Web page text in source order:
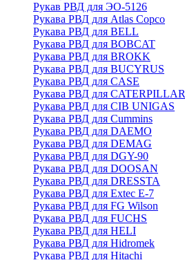
Рукав РВД для ЭО-5126
Рукава РВД для Atlas Copco
Рукава РВД для BELL
Рукава РВД для BOBCAT
Рукава РВД для BROKK
Рукава РВД для BUCYRUS
Рукава РВД для CASE
Рукава РВД для CATERPILLAR
Рукава РВД для CIB UNIGAS
Рукава РВД для Cummins
Рукава РВД для DAEMO
Рукава РВД для DEMAG
Рукава РВД для DGY-90
Рукава РВД для DOOSAN
Рукава РВД для DRESSTA
Рукава РВД для Extec E-7
Рукава РВД для FG Wilson
Рукава РВД для FUCHS
Рукава РВД для HELI
Рукава РВД для Hidromek
Рукава РВД для Hitachi